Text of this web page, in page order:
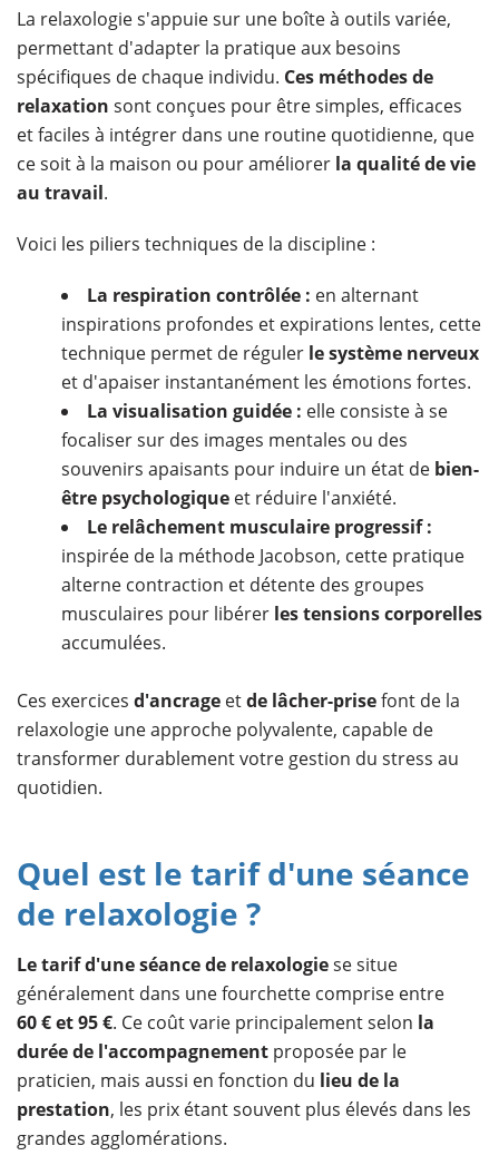
La relaxologie s'appuie sur une boîte à outils variée,
permettant d'adapter la pratique aux besoins
spécifiques de chaque individu. Ces méthodes de
relaxation sont conçues pour être simples, efficaces
et faciles à intégrer dans une routine quotidienne, que
ce soit à la maison ou pour améliorer la qualité de vie
au travail.
Voici les piliers techniques de la discipline :
La respiration contrôlée : en alternant
inspirations profondes et expirations lentes, cette
technique permet de réguler le système nerveux
et d'apaiser instantanément les émotions fortes.
La visualisation guidée : elle consiste à se
focaliser sur des images mentales ou des
souvenirs apaisants pour induire un état de bien-
être psychologique et réduire l'anxiété.
Le relâchement musculaire progressif :
inspirée de la méthode Jacobson, cette pratique
alterne contraction et détente des groupes
musculaires pour libérer les tensions corporelles
accumulées.
​Ces exercices d'ancrage etde lâcher-prisefont de la
relaxologie une approche polyvalente, capable de
transformer durablement votre gestion du stress au
quotidien.
Quel est le tarif d'une séance
de relaxologie ?
Le tarif d'une séance de relaxologiese situe
généralement dans une fourchette comprise entre
60 € et 95 €. Ce coût varie principalement selon la
durée de l'accompagnement proposée par le
praticien, mais aussi en fonction du lieu de la
prestation, les prix étant souvent plus élevés dans les
grandes agglomérations.